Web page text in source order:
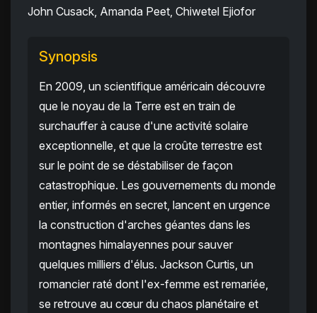
John Cusack, Amanda Peet, Chiwetel Ejiofor
Synopsis
En 2009, un scientifique américain découvre
que le noyau de la Terre est en train de
surchauffer à cause d'une activité solaire
exceptionnelle, et que la croûte terrestre est
sur le point de se déstabiliser de façon
catastrophique. Les gouvernements du monde
entier, informés en secret, lancent en urgence
la construction d'arches géantes dans les
montagnes himalayennes pour sauver
quelques milliers d'élus. Jackson Curtis, un
romancier raté dont l'ex-femme est remariée,
se retrouve au cœur du chaos planétaire et